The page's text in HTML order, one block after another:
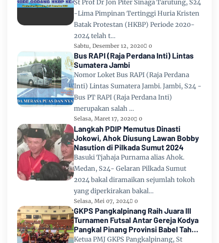
St Prof Dr Jon Piter Sinaga Tarutung, S24
-Lima Pimpinan Tertinggi Huria Kristen
Batak Protestan (HKBP) Periode 2020-
2024 telah t…
Sabtu, Desember 12, 2020 0
Bus RAPI (Raja Perdana Inti) Lintas
Sumatera Jambi
Nomor Loket Bus RAPI (Raja Perdana
Inti) Lintas Sumatera Jambi. Jambi, S24 -
Bus PT RAPI (Raja Perdana Inti)
merupakan salah …
Selasa, Maret 17, 2020 0
Langkah PDIP Memutus Dinasti
Jokowi, Ahok Diusung Lawan Bobby
Nasution di Pilkada Sumut 2024
Basuki Tjahaja Purnama alias Ahok.
Medan, S24- Gelaran Pilkada Sumut
2024 bakal diramaikan sejumlah tokoh
yang diperkirakan bakal…
Selasa, Mei 07, 2024 0
GKPS Pangkalpinang Raih Juara III
Turnamen Futsal Antar Gereja Kodya
Pangkal Pinang Provinsi Babel Tahun
2024
Ketua PMJ GKPS Pangkalpinang, St